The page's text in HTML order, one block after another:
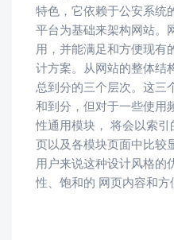
特色，它依赖于公安系统
平台为基础来架构网站。
用，并能满足和方便现有
计方案。从网站的整体结
总到分的三个层次。这三
和到分，但对于一些使用
性通用模块， 将会以索
页以及各模块页面中比较
用户来说这种设计风格的
性、饱和的 网页内容和方